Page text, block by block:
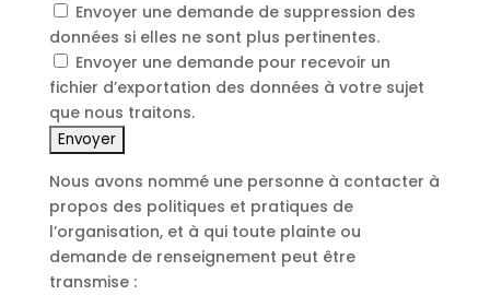
Envoyer une demande de suppression des
données si elles ne sont plus pertinentes.
Envoyer une demande pour recevoir un
fichier d’exportation des données à votre sujet
que nous traitons.
Nous avons nommé une personne à contacter à
propos des politiques et pratiques de
l’organisation, et à qui toute plainte ou
demande de renseignement peut être
transmise :